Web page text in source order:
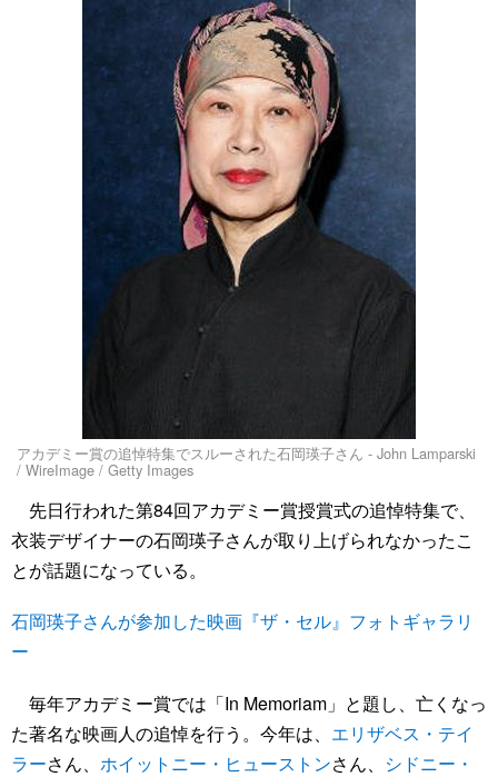
アカデミー賞の追悼特集でスルーされた石岡瑛子さん - John Lamparski
/ WireImage / Getty Images
先日行われた第84回アカデミー賞授賞式の追悼特集で、
衣装デザイナーの石岡瑛子さんが取り上げられなかったこ
とが話題になっている。
石岡瑛子さんが参加した映画『ザ・セル』フォトギャラリ
ー
毎年アカデミー賞では「In Memoriam」と題し、亡くなっ
た著名な映画人の追悼を行う。今年は、 エリザベス・テイ
ラーさん、 ホイットニー・ヒューストンさん、 シドニー・